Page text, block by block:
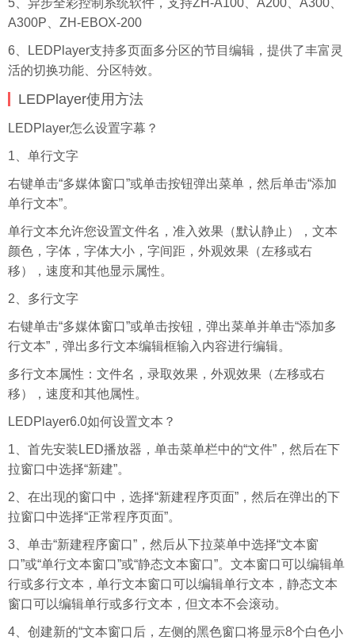
5、异步全彩控制系统软件，支持ZH-A100、A200、A300、
A300P、ZH-EBOX-200
6、LEDPlayer支持多页面多分区的节目编辑，提供了丰富灵
活的切换功能、分区特效。
LEDPlayer使用方法
LEDPlayer怎么设置字幕？
1、单行文字
右键单击“多媒体窗口”或单击按钮弹出菜单，然后单击“添加
单行文本”。
单行文本允许您设置文件名，准入效果（默认静止），文本
颜色， 字体 ，字体大小，字间距，外观效果（左移或右
移），速度和其他显示属性。
2、多行文字
右键单击“多媒体窗口”或单击按钮，弹出菜单并单击“添加多
行文本”，弹出多行文本编辑框输入内容进行编辑。
多行文本属性：文件名，录取效果，外观效果（左移或右
移），速度和其他属性。
LEDPlayer6.0如何设置文本？
1、首先安装LED播放器，单击菜单栏中的“文件”，然后在下
拉窗口中选择“新建”。
2、在出现的窗口中，选择“新建程序页面”，然后在弹出的下
拉窗口中选择“正常程序页面”。
3、单击“新建程序窗口”，然后从下拉菜单中选择“文本窗
口”或“单行文本窗口”或“静态文本窗口”。文本窗口可以编辑单
行或多行文本，单行文本窗口可以编辑单行文本，静态文本
窗口可以编辑单行或多行文本，但文本不会滚动。
4、创建新的“文本窗口后，左侧的黑色窗口将显示8个白色小